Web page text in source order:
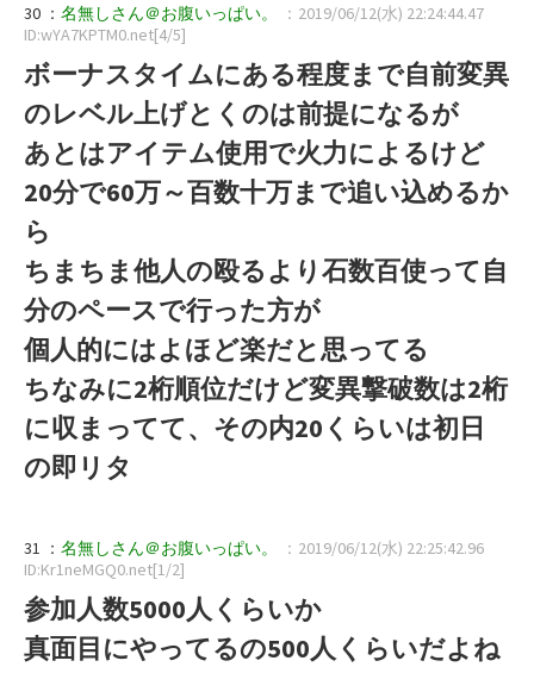
30 ： 名無しさん＠お腹いっぱい。
：2019/06/12(水) 22:24:44.47
ID:wYA7KPTM0.net[4/5]
ボーナスタイムにある程度まで自前変異
のレベル上げとくのは前提になるが
あとはアイテム使用で火力によるけど
20分で60万～百数十万まで追い込めるか
ら
ちまちま他人の殴るより石数百使って自
分のペースで行った方が
個人的にはよほど楽だと思ってる
ちなみに2桁順位だけど変異撃破数は2桁
に収まってて、その内20くらいは初日
の即リタ
31 ： 名無しさん＠お腹いっぱい。
：2019/06/12(水) 22:25:42.96
ID:Kr1neMGQ0.net[1/2]
参加人数5000人くらいか
真面目にやってるの500人くらいだよね